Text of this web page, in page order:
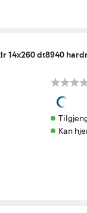
14x260 dt8940
Kan